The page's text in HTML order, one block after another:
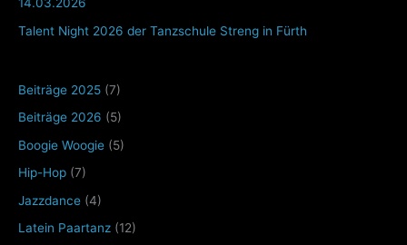
14.03.2026
Talent Night 2026 der Tanzschule Streng in Fürth
Beiträge 2025 (7)
Beiträge 2026 (5)
Boogie Woogie (5)
Hip-Hop (7)
Jazzdance (4)
Latein Paartanz (12)